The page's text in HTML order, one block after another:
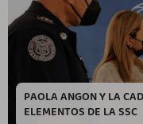
PAOLA ANGON Y LA
ELEMENTOS DE LA SSC